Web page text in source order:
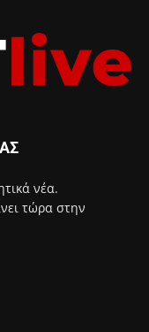
νέα.
τώρα στην